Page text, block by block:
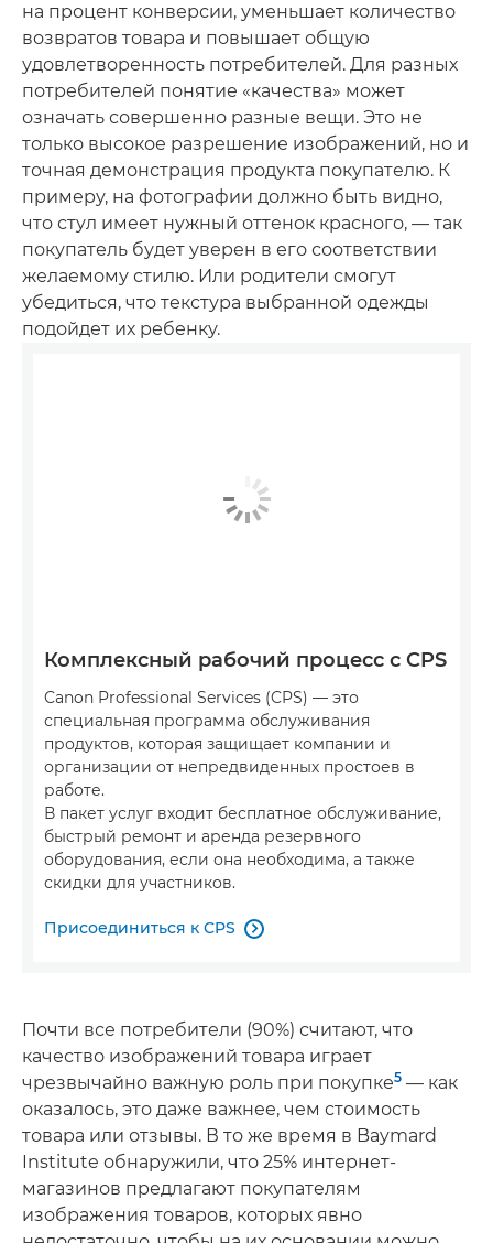
на процент конверсии, уменьшает количество
возвратов товара и повышает общую
удовлетворенность потребителей. Для разных
потребителей понятие «качества» может
означать совершенно разные вещи. Это не
только высокое разрешение изображений, но и
точная демонстрация продукта покупателю. К
примеру, на фотографии должно быть видно,
что стул имеет нужный оттенок красного, — так
покупатель будет уверен в его соответствии
желаемому стилю. Или родители смогут
убедиться, что текстура выбранной одежды
подойдет их ребенку.
Комплексный рабочий процесс с CPS
Canon Professional Services (CPS) — это
специальная программа обслуживания
продуктов, которая защищает компании и
организации от непредвиденных простоев в
работе.
В пакет услуг входит бесплатное обслуживание,
быстрый ремонт и аренда резервного
оборудования, если она необходима, а также
скидки для участников.
Присоединиться к CPS 
Почти все потребители (90%) считают, что
качество изображений товара играет
чрезвычайно важную роль при покупке5 — как
оказалось, это даже важнее, чем стоимость
товара или отзывы. В то же время в Baymard
Institute обнаружили, что 25% интернет-
магазинов предлагают покупателям
изображения товаров, которых явно